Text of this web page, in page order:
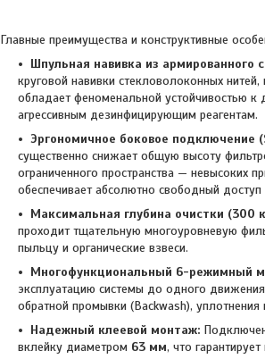
Главные преимущества и конструктивные
Шпульная навивка из армированного
круговой навивки стекловолоконных
обладает феноменальной устойчивостью
агрессивным дезинфицирующим реагентам.
Эргономичное боковое подключение
существенно снижает общую высоту
ограниченного пространства — невысоких
обеспечивает абсолютно свободный
Максимальная глубина очистки (300
проходит тщательную многоуровневую
пыльцу и органические взвеси.
Многофункциональный 6-режимный
эксплуатацию системы до одного
обратной промывки (Backwash),
Надежный клеевой монтаж:
вклейку диаметром 63 мм, что